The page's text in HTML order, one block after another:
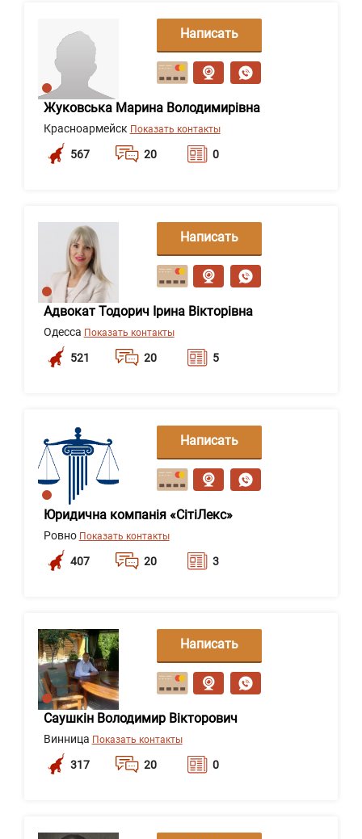
Жуковська Марина Володимирівна
Красноармейск Показать контакты
567 20 0
Написать
сообщение
Адвокат Тодорич Ірина Вікторівна
Одесса Показать контакты
521 20 5
Написать
сообщение
Юридична компанія «СітіЛекс»
Ровно Показать контакты
407 20 3
Написать
сообщение
Саушкін Володимир Вікторович
Винница Показать контакты
317 20 0
Написать
сообщение